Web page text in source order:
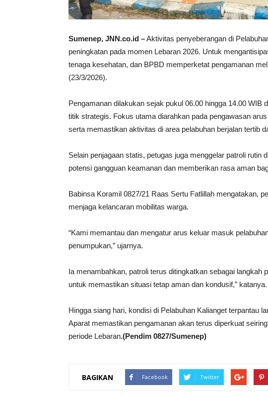
Sumenep, JNN.co.id –Aktivitas penyeberangan di
peningkatan pada momen Lebaran 2026. Untuk
tenaga kesehatan, dan BPBD memperketat pengamanan
(23/3/2026).
Pengamanan dilakukan sejak pukul 06.00 hingga 14.00 WIB
titik strategis. Fokus utama diarahkan pada pengawasan
serta memastikan aktivitas di area pelabuhan berjalan tertib
Selain penjagaan statis, petugas juga menggelar patroli rutin
potensi gangguan keamanan dan memberikan rasa aman
Babinsa Koramil 0827/21 Raas Sertu Fatlillah mengatakan,
menjaga kelancaran mobilitas warga.
“Kami memantau dan mengatur arus keluar masuk
penumpukan,” ujarnya.
Ia menambahkan, patroli terus ditingkatkan sebagai langkah
untuk memastikan situasi tetap aman dan kondusif,” katanya.
Hingga siang hari, kondisi di Pelabuhan Kalianget terpantau
Aparat memastikan pengamanan akan terus diperkuat
periode Lebaran.(Pendim 0827/Sumenep)
BAGIKAN Facebook Twitter